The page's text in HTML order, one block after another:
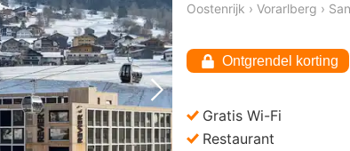
foto Volgende foto
Oostenrijk › Vorarlberg ›
Ontgrendel korting
Gratis Wi-Fi
Restaurant